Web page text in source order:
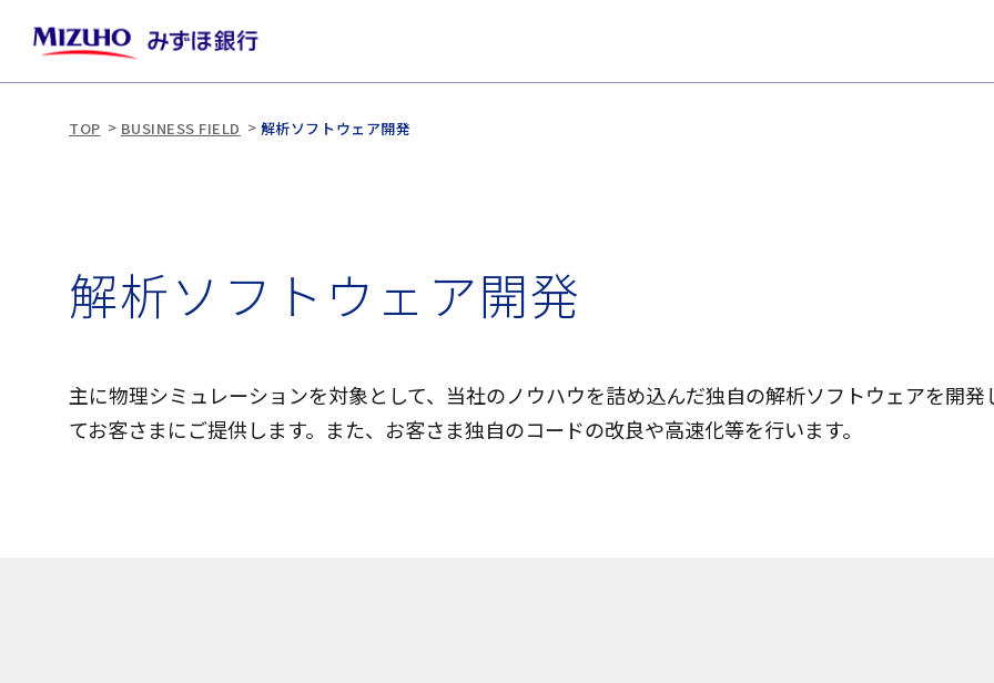
TOP BUSINESS FIELD 解析ソフトウェア開発
解析ソ フ ト ウ ェ ア開発
主に物理シミュレーションを対象として、当社のノウハウを詰め込んだ独自の解析ソフトウェアを開発
てお客さまにご提供します。また、お客さま独自のコードの改良や高速化等を行います。